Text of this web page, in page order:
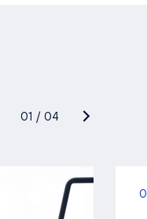
01 / 04